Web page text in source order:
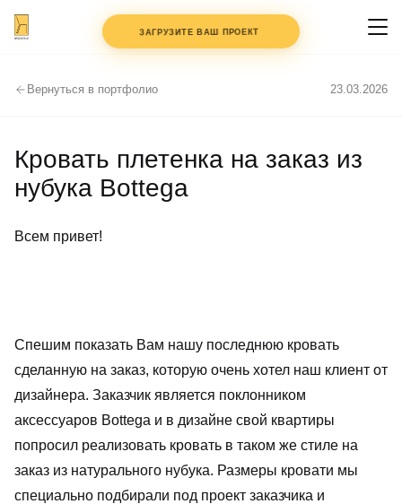
ЗАГРУЗИТЕ ВАШ ПРОЕКТ
перетащите
КОММЕНТАРИЙ
ТЕЛЕФОН
СОГЛАСЕН СПОЛИТИКОЙ
+7 (495) 147-97-77
Вернуться в портфолио 23.03.2026
Кровать плетенка на заказ из
нубука Bottega
Всем привет!
Спешим показать Вам нашу последнюю кровать
сделанную на заказ, которую очень хотел наш клиент от
дизайнера. Заказчик является поклонником
аксессуаров Bottega и в дизайне свой квартиры
попросил реализовать кровать в таком же стиле на
заказ из натурального нубука. Размеры кровати мы
специально подбирали под проект заказчика и